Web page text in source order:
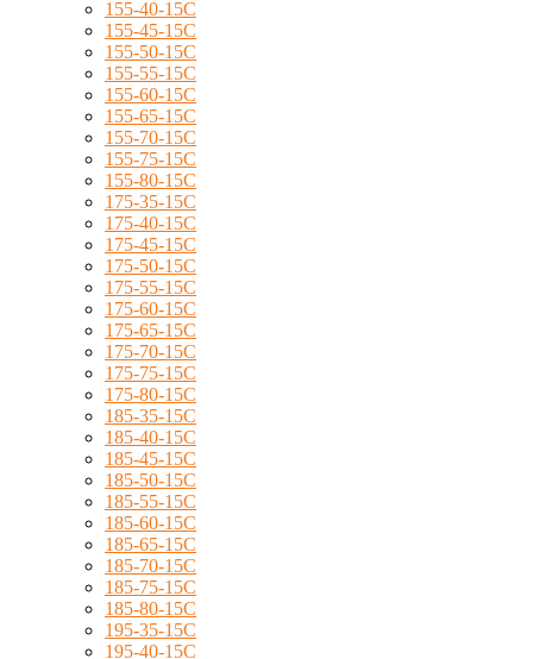
155-40-15C
155-45-15C
155-50-15C
155-55-15C
155-60-15C
155-65-15C
155-70-15C
155-75-15C
155-80-15C
175-35-15C
175-40-15C
175-45-15C
175-50-15C
175-55-15C
175-60-15C
175-65-15C
175-70-15C
175-75-15C
175-80-15C
185-35-15C
185-40-15C
185-45-15C
185-50-15C
185-55-15C
185-60-15C
185-65-15C
185-70-15C
185-75-15C
185-80-15C
195-35-15C
195-40-15C